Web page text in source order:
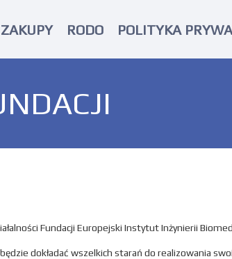
ZAKUPY RODO POLITYKA
Fundacji Europejski Instytut Inżynierii
dokładać wszelkich starań do realizowania